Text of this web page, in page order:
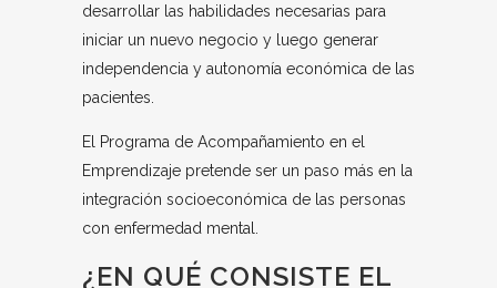
desarrollar las habilidades necesarias para
iniciar un nuevo negocio y luego generar
independencia y autonomía económica de las
pacientes.
El Programa de Acompañamiento en el
Emprendizaje pretende ser un paso más en la
integración socioeconómica de las personas
con enfermedad mental.
¿EN QUÉ CONSISTE EL